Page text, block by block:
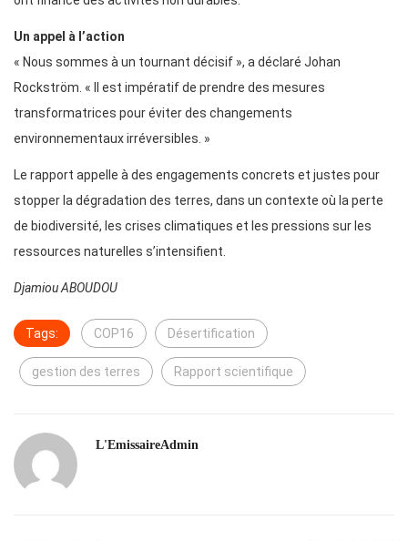
Un appel à l’action
« Nous sommes à un tournant décisif », a déclaré Johan
Rockström. « Il est impératif de prendre des mesures
transformatrices pour éviter des changements
environnementaux irréversibles. »
Le rapport appelle à des engagements concrets et justes pour
stopper la dégradation des terres, dans un contexte où la perte
de biodiversité, les crises climatiques et les pressions sur les
ressources naturelles s’intensifient.
Djamiou ABOUDOU
Tags: COP16 Désertification
gestion des terres Rapport scientifique
L'EmissaireAdmin